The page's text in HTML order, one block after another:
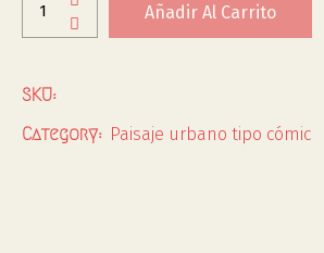
Añadir Al Carrito
SKU:
Category: Paisaje urbano tipo cómic